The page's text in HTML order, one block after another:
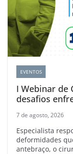
EVENTOS
I Webinar de
desafios
7 de agosto, 2026
Especialista
deformidades
antebraço, o